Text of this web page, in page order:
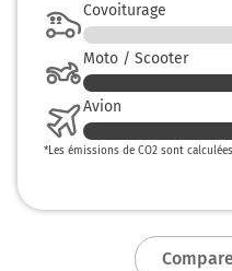
Covoiturage
Moto / Scooter
Avion
*Les émissions de CO2 sont